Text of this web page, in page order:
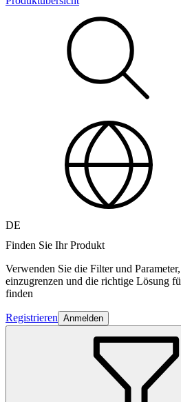
DE
Finden Sie Ihr Produkt
Verwenden Sie die Filter und
einzugrenzen und die richtige Lösung
finden
Registrieren Anmelden